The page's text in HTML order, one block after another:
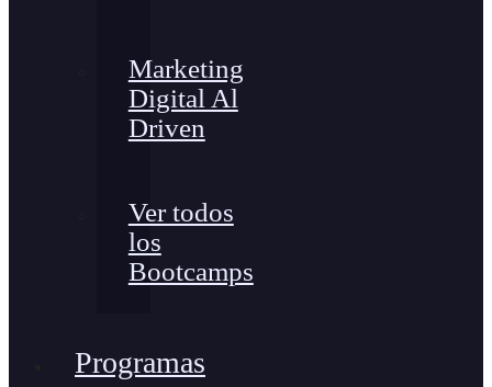
Marketing
Digital Al
Driven
Ver todos
los
Bootcamps
Programas